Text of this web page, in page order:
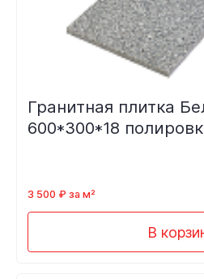
Гранитная плитка
600*300*18
3 500 ₽ за м²
В